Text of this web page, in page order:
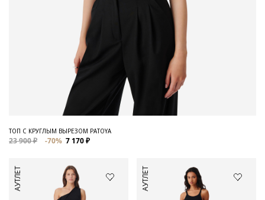
ТОП С КРУГЛЫМ ВЫРЕЗОМ PATOYA
23 900 ₽ -70% 7 170 ₽
АУТЛЕТ АУТЛЕТ